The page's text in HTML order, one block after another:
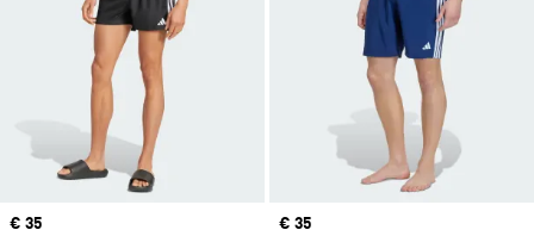
Price
€ 35
Price
€ 35